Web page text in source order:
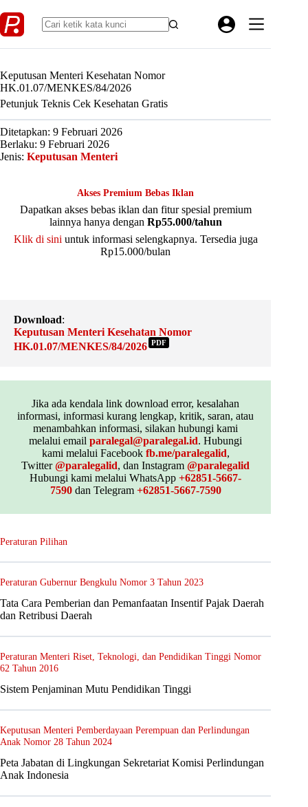
to
content
Keputusan Menteri Kesehatan Nomor
HK.01.07/MENKES/84/2026
Petunjuk Teknis Cek Kesehatan Gratis
Ditetapkan: 9 Februari 2026
Berlaku: 9 Februari 2026
Jenis: Keputusan Menteri
Akses Premium Bebas Iklan
Dapatkan akses bebas iklan dan fitur spesial premium
lainnya hanya dengan Rp55.000/tahun
Klik di sini untuk informasi selengkapnya. Tersedia juga
Rp15.000/bulan
Download:
Keputusan Menteri Kesehatan Nomor
HK.01.07/MENKES/84/2026 PDF
Jika ada kendala link download error, kesalahan
informasi, informasi kurang lengkap, kritik, saran, atau
menambahkan informasi, silakan hubungi kami
melalui emailparalegal@paralegal.id. Hubungi
kami melalui Facebook fb.me/paralegalid,
Twitter@paralegalid, dan Instagram@paralegalid
Hubungi kami melalui WhatsApp+62851-5667-
7590dan Telegram +62851-5667-7590
Peraturan Pilihan
Peraturan Gubernur Bengkulu Nomor 3 Tahun 2023
Tata Cara Pemberian dan Pemanfaatan Insentif Pajak Daerah
dan Retribusi Daerah
Peraturan Menteri Riset, Teknologi, dan Pendidikan Tinggi Nomor
62 Tahun 2016
Sistem Penjaminan Mutu Pendidikan Tinggi
Keputusan Menteri Pemberdayaan Perempuan dan Perlindungan
Anak Nomor 28 Tahun 2024
Peta Jabatan di Lingkungan Sekretariat Komisi Perlindungan
Anak Indonesia